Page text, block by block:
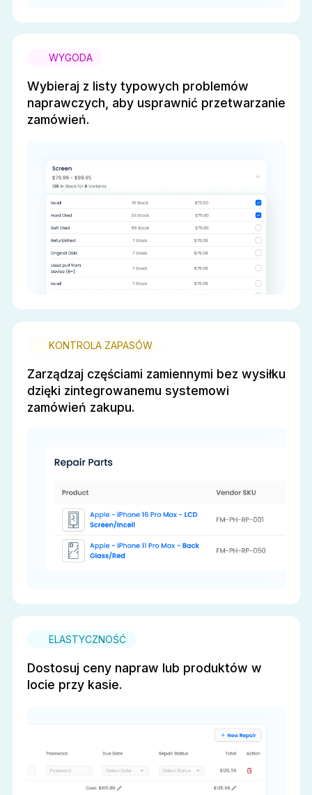
WYGODA
Wybieraj z listy typowych problemów
naprawczych, aby usprawnić przetwarzanie
zamówień.
KONTROLA ZAPASÓW
Zarządzaj częściami zamiennymi bez wysiłku
dzięki zintegrowanemu systemowi
zamówień zakupu.
ELASTYCZNOŚĆ
Dostosuj ceny napraw lub produktów w
locie przy kasie.